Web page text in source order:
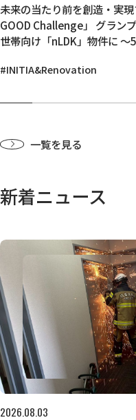
未来の当たり前を創造・実
GOOD Challenge」 グラン
世帯向け「nLDK」物件に ～
化～
#INITIA&Renovation
一覧を見る
新着ニュース
2026.08.03